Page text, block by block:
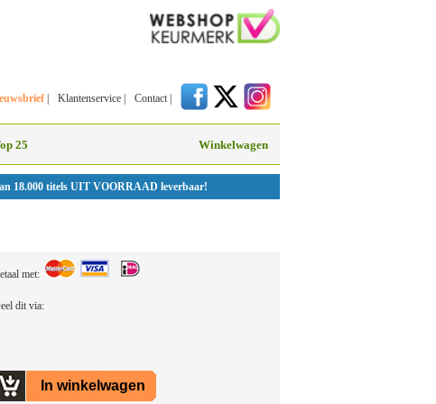
Klantenservice Contact
25 Winkelwagen
18.000 titels UIT VOORRAAD leverbaar!
met:
dit via: